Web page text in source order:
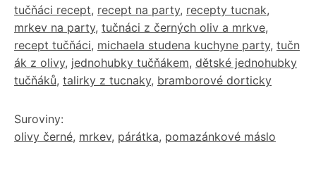
tučňáci recept, recept na party, recepty tucnak,
mrkev na party, tučnáci z černých oliv a mrkve,
recept tučňáci, michaela studena kuchyne party, tučn
ák z olivy, jednohubky tučňákem, dětské jednohubky
tučňáků, talirky z tucnaky, bramborové dorticky
Suroviny:
olivy černé, mrkev, párátka, pomazánkové máslo